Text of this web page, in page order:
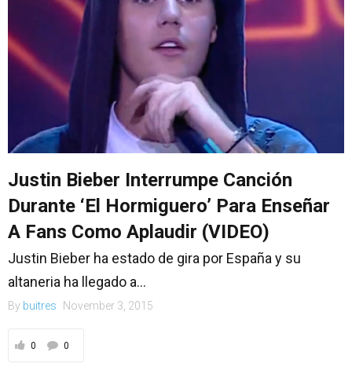
Justin Bieber Interrumpe Canción
Durante ‘El Hormiguero’ Para Enseñar
A Fans Como Aplaudir (VIDEO)
Justin Bieber ha estado de gira por España y su
altaneria ha llegado a...
By buitres November 3, 2015
0 0